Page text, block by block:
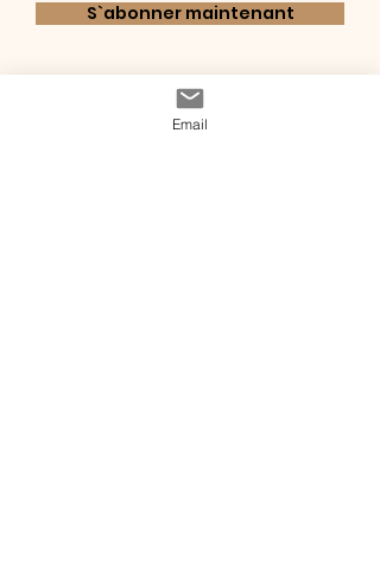
S`abonner maintenant
Shop
Email